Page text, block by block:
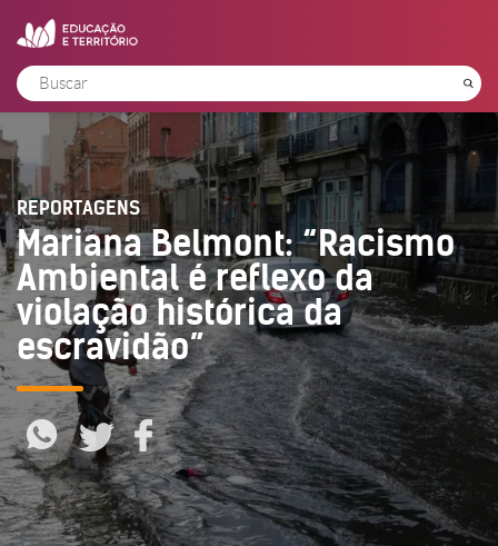
REPORTAGENS
Mariana Belmont: “Racismo
Ambiental é reflexo da
violação histórica da
escravidão”